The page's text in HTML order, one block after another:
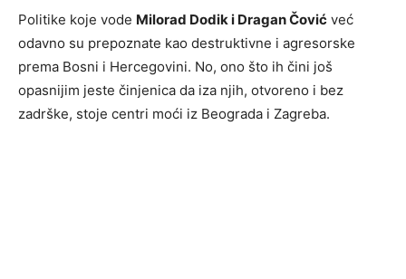
Politike koje vode Milorad Dodik i Dragan Čović već
odavno su prepoznate kao destruktivne i agresorske
prema Bosni i Hercegovini. No, ono što ih čini još
opasnijim jeste činjenica da iza njih, otvoreno i bez
zadrške, stoje centri moći iz Beograda i Zagreba.